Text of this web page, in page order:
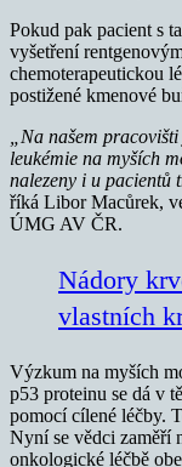
Pokud pak pacient s
vyšetření
chemoterapeutickou
postižené kmenové
„Na našem
leukémie na myších
nalezeny i u pacientů
říká Libor Macůrek,
ÚMG AV ČR.
Nádory
vlastních
Výzkum na myších
p53 proteinu se dá v
pomocí cílené léčby.
Nyní se vědci zaměří
onkologické léčbě